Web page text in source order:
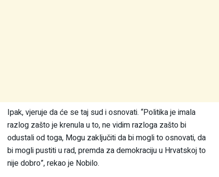
Ipak, vjeruje da će se taj sud i osnovati. “Politika je imala
razlog zašto je krenula u to, ne vidim razloga zašto bi
odustali od toga, Mogu zaključiti da bi mogli to osnovati, da
bi mogli pustiti u rad, premda za demokraciju u Hrvatskoj to
nije dobro”, rekao je Nobilo.